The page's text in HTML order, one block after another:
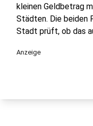
kleinen Geldbetrag
Städten. Die beiden
Stadt prüft, ob das
Anzeige